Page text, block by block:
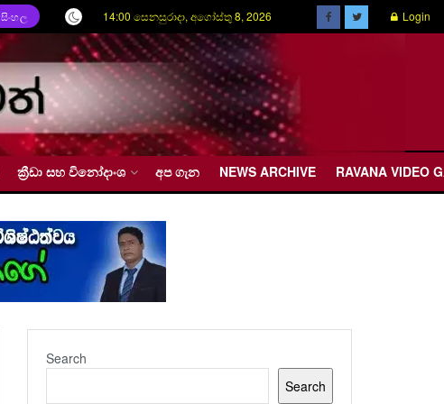
සිංහල 14:00 සෙනසුරාදා, අගෝස්තු 8, 2026 Login
ක්‍රීඩා සහ විනෝදාංශ අප ගැන NEWS ARCHIVE RAVANA VIDEO
Search
Search